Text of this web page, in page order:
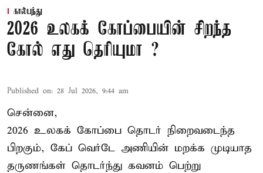
கால்பந்து
2026 உலகக் கோப்பையின் சிறந்த
கோல் எது தெரியுமா ?
Published on: 28 Jul 2026, 9:44 am
சென்னை,
2026 உலகக் கோப்பை தொடர் நிறைவடைந்த
பிறகும், கேப் வெர்டே அணியின் மறக்க முடியாத
தருணங்கள் தொடர்ந்து கவனம் பெற்று